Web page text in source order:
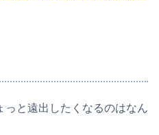
と遠出したくなるのはなん